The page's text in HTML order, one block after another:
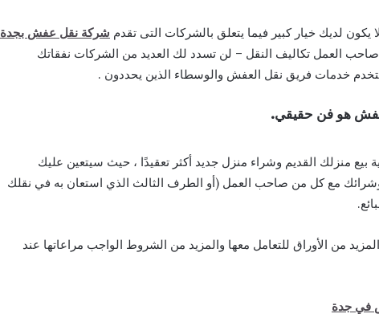
يكون لديك خيار كبير فيما يتعلق بالشركات التى تقدم شركة نقل عفش بجدة
صاحب العمل تكاليف النقل – لن تسدد لك العديد من الشركات نفقاتك
خدمات فريق نقل العفش والوسطاء الذين يحددون .
هو فن حقيقي.
منزلك القديم وشراء منزل جديد أكثر تعقيدًا ، حيث سيتعين عليك
مع كل من صاحب العمل (أو الطرف الثالث الذي استعان به في نقلك
من الأوراق للتعامل معها والمزيد من الشروط الواجب مراعاتها عند
في جدة